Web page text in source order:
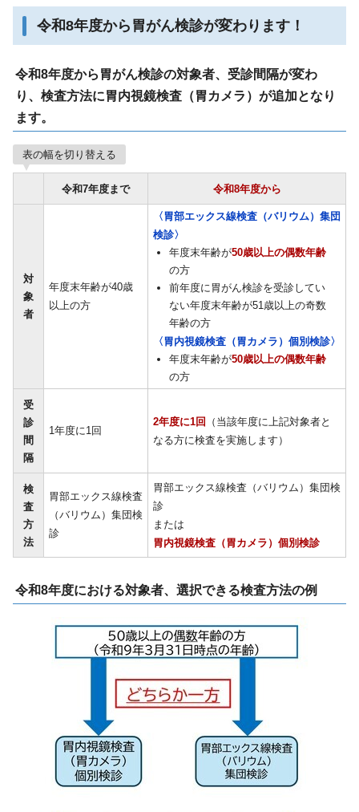
令和8年度から胃がん検診が変わります！
令和8年度から胃がん検診の対象者、受診間隔が変わ
り、検査方法に胃内視鏡検査（胃カメラ）が追加となり
ます。
表の幅を切り替える
令和7年度まで 令和8年度から
対
象
者
年度末年齢が40歳
以上の方
〈胃部エックス線検査（バリウム）集団
検診〉
年度末年齢が50歳以上の偶数年齢
の方
前年度に胃がん検診を受診してい
ない年度末年齢が51歳以上の奇数
年齢の方
〈胃内視鏡検査（胃カメラ）個別検診〉
年度末年齢が50歳以上の偶数年齢
の方
受
診
間
隔
1年度に1回
2年度に1回
（当該年度に上記対象者と
なる方に検査を実施します）
検
査
方
法
胃部エックス線検査
（バリウム）集団検
診
胃部エックス線検査（バリウム）集団検
診
または
胃内視鏡検査（胃カメラ）個別検診
令和8年度における対象者、選択できる検査方法の例